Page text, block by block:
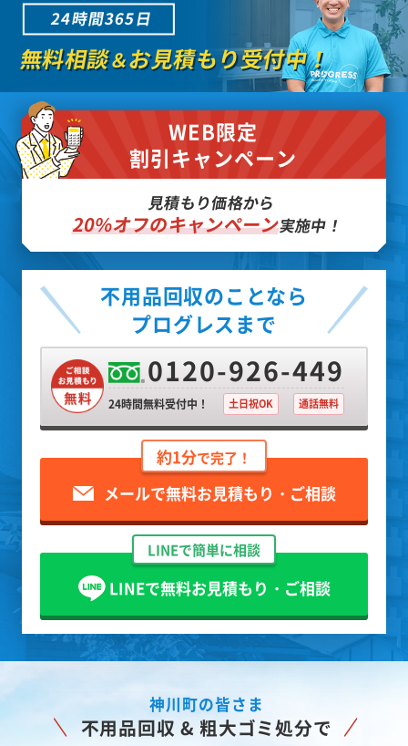
24時間365日
無料相談＆お見積もり受付中！
WEB限定
割引キャンペーン
見積もり価格から
20%オフのキャンペーン実施中！
不用品回収のことなら
プログレスまで
0120-926-449
24時間無料受付中！ 土日祝OK 通話無料
約1分で完了！
メールで無料お見積もり・ご相談
LINEで簡単に相談
LINEで無料お見積もり・ご相談
神川町の皆さま
不用品回収 & 粗大ゴミ処分で